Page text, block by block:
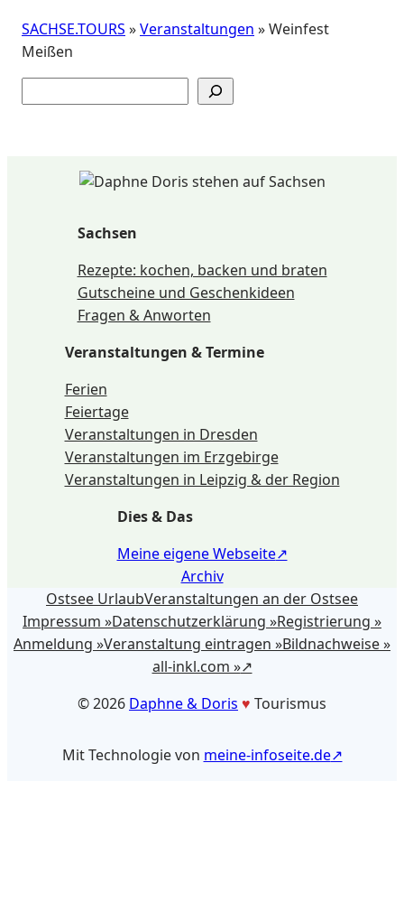
SACHSE.TOURS »Veranstaltungen »Weinfest
Meißen
Sachsen
Rezepte: kochen, backen und braten
Gutscheine und Geschenkideen
Fragen & Anworten
Veranstaltungen & Termine
Ferien
Feiertage
Veranstaltungen in Dresden
Veranstaltungen im Erzgebirge
Veranstaltungen in Leipzig & der Region
Dies & Das
Meine eigene Webseite
Archiv
Ostsee UrlaubVeranstaltungen an der Ostsee
Impressum »Datenschutzerklärung »Registrierung »
Anmeldung »Veranstaltung eintragen »Bildnachweise »
all-inkl.com »
©️ 2026 Daphne & Doris ♥️ Tourismus
Mit Technologie von meine-infoseite.de